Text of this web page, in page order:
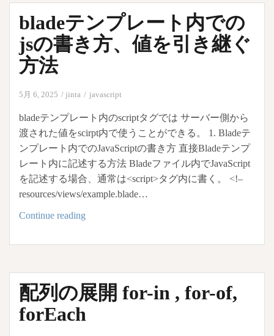
ト・
ビ
ル
ド
Netlify
に
自
動
デ
す
【React
/
bladeテンプレート内での
jsの書き方、値を引き継ぐ
方法
5月 6, 2025 jinta javascript
bladeテンプレート内のscriptタグでは サーバー側から
渡された値をscirpt内で使うことができる。 1. Bladeテ
ンプレート内でのJavaScriptの書き方 直接Bladeテンプ
レート内に記述する方法 Bladeファイル内でJavaScript
を記述する場合、通常は<script>タグ内に書く。 <!–
resources/views/example.blade…
Continue reading
ン
レ
ー
内
配列の展開 for-in , for-of,
forEach